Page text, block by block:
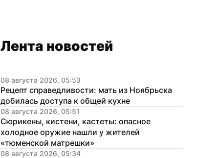
Лента новостей
08 августа 2026, 05:53
Рецепт справедливости: мать из Ноябрьска
добилась доступа к общей кухне
08 августа 2026, 05:51
Сюрикены, кистени, кастеты: опасное
холодное оружие нашли у жителей
«тюменской матрешки»
08 августа 2026, 05:34